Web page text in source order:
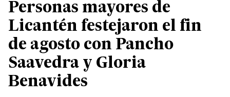
Personas mayores de
Licantén festejaron el fin
de agosto con Pancho
Saavedra y Gloria
Benavides